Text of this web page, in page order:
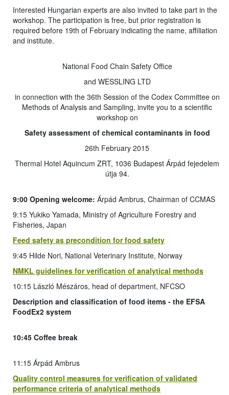
Interested Hungarian experts are also invited to take part in the
workshop. The participation is free, but prior registration is
required before 19th of February indicating the name, affiliation
and institute.
National Food Chain Safety Office
and WESSLING LTD
in connection with the 36th Session of the Codex Committee on
Methods of Analysis and Sampling, invite you to a scientific
workshop on
Safety assessment of chemical contaminants in food
26th February 2015
Thermal Hotel Aquincum ZRT, 1036 Budapest Árpád fejedelem
útja 94.
9:00 Opening welcome: Árpád Ambrus, Chairman of CCMAS
9:15 Yukiko Yamada, Ministry of Agriculture Forestry and
Fisheries, Japan
Feed safety as precondition for food safety
9:45 Hilde Nori, National Veterinary Institute, Norway
NMKL guidelines for verification of analytical methods
10:15 László Mészáros, head of department, NFCSO
Description and classification of food items - the EFSA
FoodEx2 system
10:45 Coffee break
11:15 Árpád Ambrus
Quality control measures for verification of validated
performance criteria of analytical methods